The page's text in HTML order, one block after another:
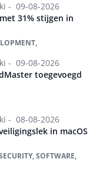
- 09-08-2026
31% stijgen in
- 09-08-2026
toegevoegd
- 08-08-2026
in macOS
SOFTWARE,